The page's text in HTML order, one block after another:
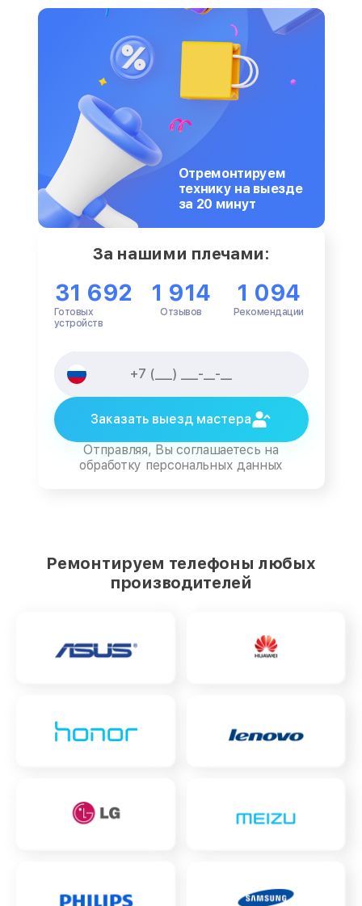
Отремонтируем
технику на выезде
за 20 минут
За нашими плечами:
31 692
Готовых
устройств
1 914
Отзывов
1 094
Рекомендации
Заказать выезд мастера
Отправляя, Вы соглашаетесь на
обработку персональных данных
Ремонтируем телефоны любых
производителей